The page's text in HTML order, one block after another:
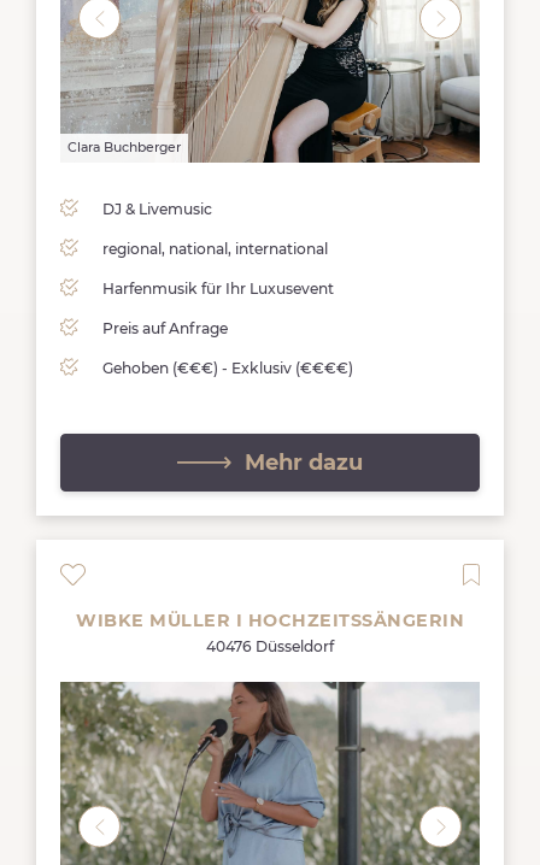
Clara Buchberger
DJ & Livemusic
regional, national, international
Harfenmusik für Ihr Luxusevent
Preis auf Anfrage
Gehoben (€€€) - Exklusiv (€€€€)
Mehr dazu
WIBKE MÜLLER I HOCHZEITSSÄNGERIN
40476 Düsseldorf